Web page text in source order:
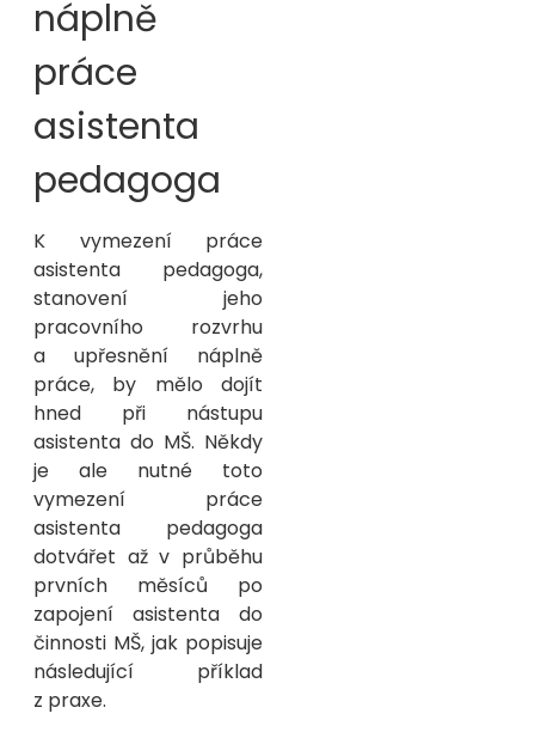
náplně
práce
asistenta
pedagoga
K vymezení práce
asistenta pedagoga,
stanovení jeho
pracovního rozvrhu
a upřesnění náplně
práce, by mělo dojít
hned při nástupu
asistenta do MŠ. Někdy
je ale nutné toto
vymezení práce
asistenta pedagoga
dotvářet až v průběhu
prvních měsíců po
zapojení asistenta do
činnosti MŠ, jak popisuje
následující příklad
z praxe.